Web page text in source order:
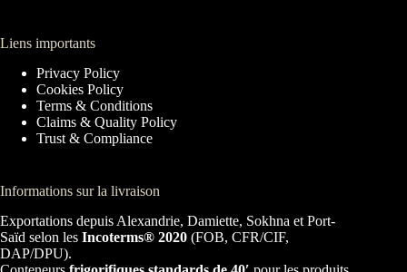
Liens importants
Privacy Policy
Cookies Policy
Terms & Conditions
Claims & Quality Policy
Trust & Compliance
Informations sur la livraison
Exportations depuis Alexandrie, Damiette, Sokhna et Port-
Saïd selon les Incoterms® 2020 (FOB, CFR/CIF,
DAP/DPU).